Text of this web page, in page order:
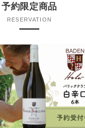
予約限定商品
RESERVATION